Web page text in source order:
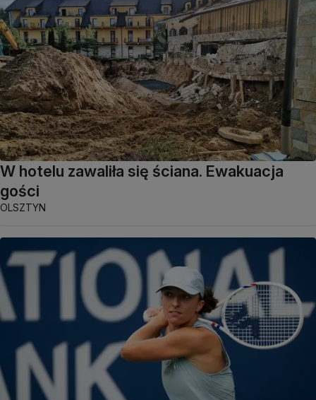
W hotelu zawaliła się ściana. Ewakuacja
gości
OLSZTYN